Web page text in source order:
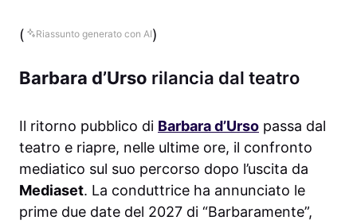
( Riassunto generato con AI)
Barbara d’Urso rilancia dal teatro
Il ritorno pubblico di Barbara d’Urso passa dal
teatro e riapre, nelle ultime ore, il confronto
mediatico sul suo percorso dopo l’uscita da
Mediaset. La conduttrice ha annunciato le
prime due date del 2027 di “Barbaramente”,